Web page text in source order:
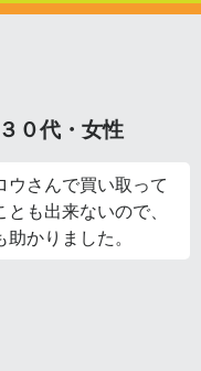
０代・女性
ウさんで買い取って
も出来ないので、
かりました。